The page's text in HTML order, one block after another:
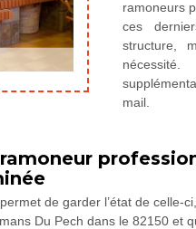
ramoneurs
ces
structure,
mail.
de garder l’état de
Du Pech dans le 82150 et